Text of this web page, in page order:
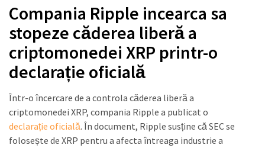
Compania Ripple incearca sa
stopeze căderea liberă a
criptomonedei XRP printr-o
declarație oficială
Într-o încercare de a controla căderea liberă a
criptomonedei XRP, compania Ripple a publicat o
declarație oficială. În document, Ripple susține că SEC se
folosește de XRP pentru a afecta întreaga industrie a